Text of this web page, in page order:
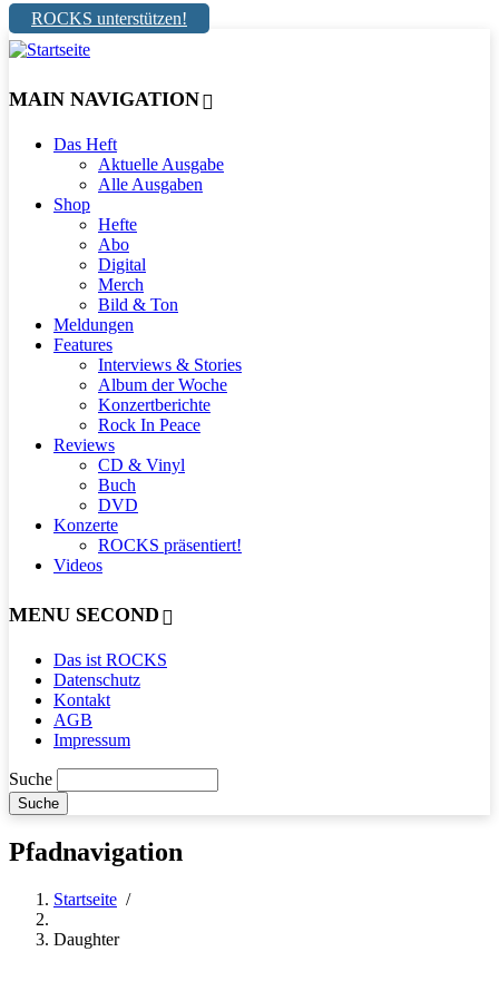
ROCKS unterstützen!
MAIN NAVIGATION
Das Heft
Aktuelle Ausgabe
Alle Ausgaben
Shop
Hefte
Abo
Digital
Merch
Bild & Ton
Meldungen
Features
Interviews & Stories
Album der Woche
Konzertberichte
Rock In Peace
Reviews
CD & Vinyl
Buch
DVD
Konzerte
ROCKS präsentiert!
Videos
MENU SECOND
Das ist ROCKS
Datenschutz
Kontakt
AGB
Impressum
Suche
Pfadnavigation
Startseite /
Daughter